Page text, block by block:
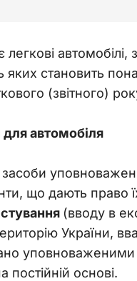
становить
(звітного)
автомобіля
засоби
що дають право
(вводу в
України,
постійній основі.